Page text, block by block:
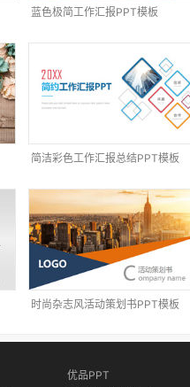
蓝色极简工作汇报PPT模板
简洁彩色工作汇报总结PPT模板
时尚杂志风活动策划书PPT模板
优品PPT